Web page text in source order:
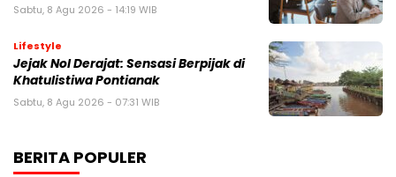
Sabtu, 8 Agu 2026 - 14:19 WIB
Lifestyle
Jejak Nol Derajat: Sensasi Berpijak di
Khatulistiwa Pontianak
Sabtu, 8 Agu 2026 - 07:31 WIB
BERITA POPULER